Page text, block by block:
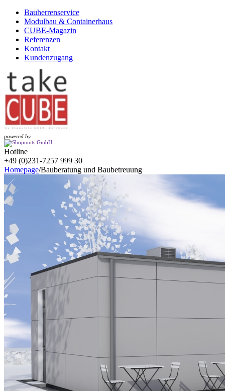
Bauherrenservice
Modulbau & Containerhaus
CUBE-Magazin
Referenzen
Kontakt
Kundenzugang
powered by
Hotline
+49 (0)231-7257 999 30
Homepage/Bauberatung und Baubetreuung